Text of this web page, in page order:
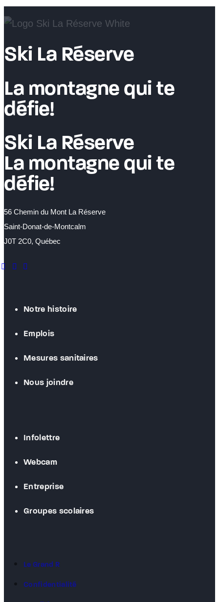
Étudiant
(13
ans)
Ski La Réserve
La montagne qui te
défie!
Ski La Réserve
La montagne qui te
défie!
56 Chemin du Mont La Réserve
Saint-Donat-de-Montcalm
J0T 2C0, Québec
instagram
youtube
Notre histoire
Emplois
Mesures sanitaires
Nous joindre
Infolettre
Webcam
Entreprise
Groupes scolaires
Le Grand R
Confidentialité